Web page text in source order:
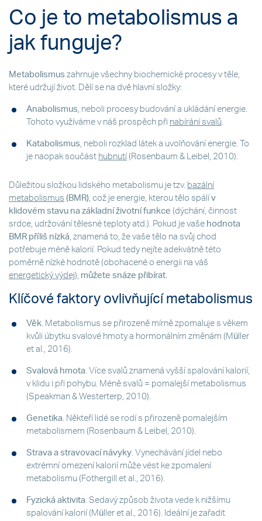
Co je to metabolismus a
jak funguje?
Metabolismus zahrnuje všechny biochemické procesy v těle,
které udržují život. Dělí se na dvě hlavní složky:
Anabolismus, neboli procesy budování a ukládání energie.
Tohoto využíváme v náš prospěch při nabírání svalů.
Katabolismus, neboli rozklad látek a uvolňování energie. To
je naopak součást hubnutí (Rosenbaum & Leibel, 2010).
Důležitou složkou lidského metabolismu je tzv. bazální
metabolismus (BMR) , což je energie, kterou tělo spálív
klidovém stavu na základní životní funkce (dýchání, činnost
srdce, udržování tělesné teploty atd.). Pokud je vaše hodnota
BMR příliš nízká , znamená to, že vaše tělo na svůj chod
potřebuje méně kalorií. Pokud tedy nejíte adekvátně této
poměrně nízké hodnotě (obohacené o energii na váš
energetický výdej), můžete snáze přibírat
Klíčové faktory ovlivňující metabolismus
Věk. Metabolismus se přirozeně mírně zpomaluje s věkem
kvůli úbytku svalové hmoty a hormonálním změnám (Müller
et al., 2016).
Svalová hmota. Více svalů znamená vyšší spalování kalorií,
v klidu i při pohybu. Méně svalů = pomalejší metabolismus
(Speakman & Westerterp, 2010).
Genetika. Někteří lidé se rodí s přirozeně pomalejším
metabolismem (Rosenbaum & Leibel, 2010).
Strava a stravovací návyky. Vynechávání jídel nebo
extrémní omezení kalorií může vést ke zpomalení
metabolismu (Fothergill et al., 2016).
Fyzická aktivita. Sedavý způsob života vede k nižšímu
spalování kalorií (Müller et al., 2016). Ideální je zařadit